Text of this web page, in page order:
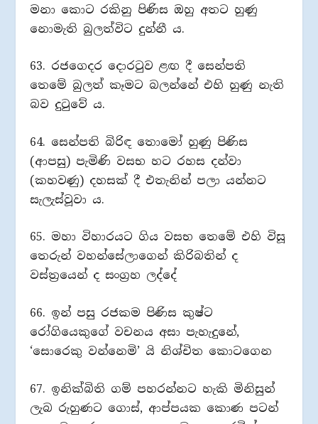
මනා කොට රකිනු පිණිස ඔහු අතට හුණු
නොමැති බුලත්විට දුන්නී ය.
63. රජගෙදර දොරටුව ළඟ දී සෙන්පති
තෙමේ බුලත් කෑමට බලන්නේ එහි හුණු නැති
බව දුටුවේ ය.
64. සෙන්පති බිරිඳ තොමෝ හුණු පිණිස
(ආපසු) පැමිණි වසභ හට රහස දන්වා
(කහවණු) දහසක් දී එතැනින් පලා යන්නට
සැලැස්වූවා ය.
65. මහා විහාරයට ගිය වසභ තෙමේ එහි විසූ
තෙරුන් වහන්සේලාගෙන් කිරිබතින් ද
වස්ත්‍රයෙන් ද සංග්‍රහ ලද්දේ
66. ඉන් පසු රජකම පිණිස කුෂ්ට
රෝගියෙකුගේ වචනය අසා පැහැදුනේ,
‘සොරෙකු වන්නෙමි’ යි නිශ්චිත කොටගෙන
67. ඉනික්බිති ගම් පහරන්නට හැකි මිනිසුන්
ලැබ රුහුණට ගොස්, ආප්පයක කොණ පටන්